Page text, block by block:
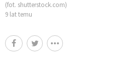
(fot. shutterstock.com)
9 lat temu